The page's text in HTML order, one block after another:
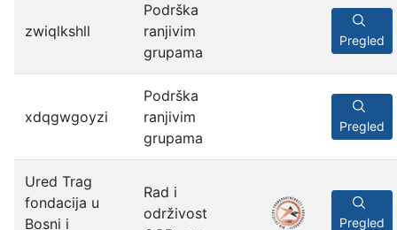
zwiqlkshll
Podrška
ranjivim
grupama
Pregled
xdqgwgoyzi
Podrška
ranjivim
grupama
Pregled
Ured Trag
fondacija u
Bosni i
Rad i
održivost
Pregled